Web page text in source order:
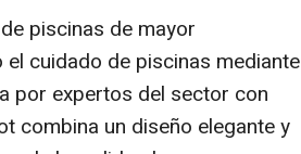
piscinas de mayor
cuidado de piscinas mediante
por expertos del sector con
combina un diseño elegante y